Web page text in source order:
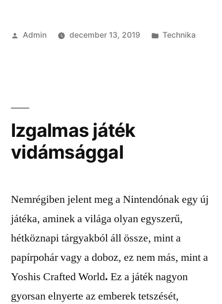
Szerző:
Admin december 13, 2019 Kategória:
Technika
Izgalmas játék
vidámsággal
Nemrégiben jelent meg a Nintendónak egy új
játéka, aminek a világa olyan egyszerű,
hétköznapi tárgyakból áll össze, mint a
papírpohár vagy a doboz, ez nem más, mint a
Yoshis Crafted World. Ez a játék nagyon
gyorsan elnyerte az emberek tetszését,